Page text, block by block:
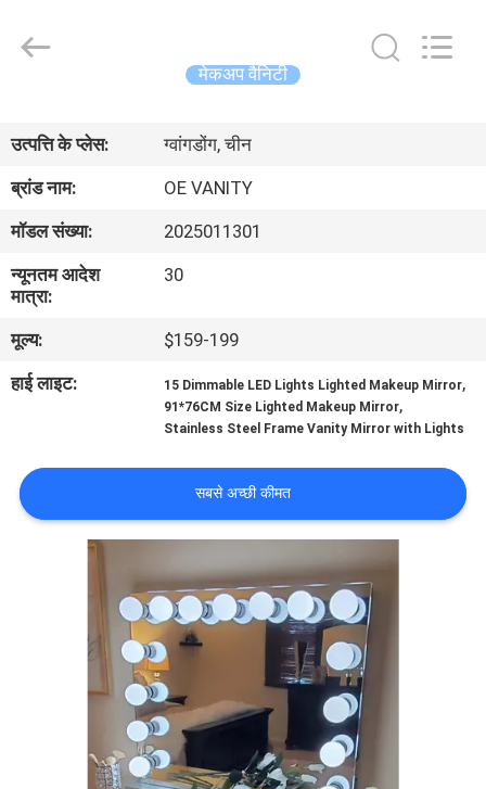
उत्पाद
वीआर
दिखाएँ
बारे
Furniture
मेकअप वैनिटी
उत्पत्ति के प्लेस:
ग्वांगडोंग, चीन
ब्रांड नाम:
OE VANITY
मॉडल संख्या:
2025011301
न्यूनतम आदेश
मात्रा:
30
मूल्य:
$159-199
हाई लाइट:
15 Dimmable LED Lights Lighted Makeup Mirror,
91*76CM Size Lighted Makeup Mirror,
Stainless Steel Frame Vanity Mirror with Lights
सबसे अच्छी कीमत